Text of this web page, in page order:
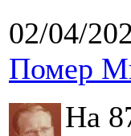
02/04/
Помер
На